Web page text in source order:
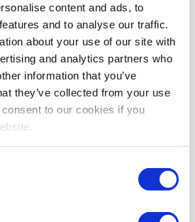
content and ads, to
and to analyse our traffic.
about your use of our site with
and analytics partners who
information that you’ve
they’ve collected from your use
to our cookies if you
of controleren of hij
uitvoeren na een duidelijke
vervangen en goed
doen binnen de afgesproken
aanslag, doorvoer).